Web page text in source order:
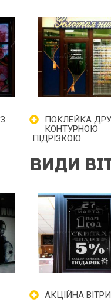
ПОКЛЕЙКА
КОНТУРНОЮ
ПІДРІЗКОЮ
ВИДИ
АКЦІЙНА